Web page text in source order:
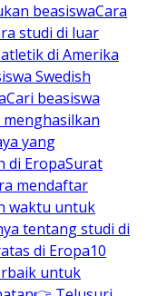
beasiswaCara
studi di luar
di Amerika
Swedish
Cari beasiswa
yang
di EropaSurat
mendaftar
waktu untuk
tentang studi di
di Eropa10
untuk